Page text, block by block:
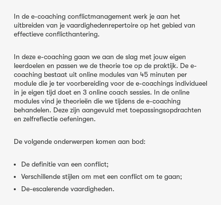
In de e-coaching conflictmanagement werk je aan het
uitbreiden van je vaardighedenrepertoire op het gebied van
effectieve conflicthantering.
In deze e-coaching gaan we aan de slag met jouw eigen
leerdoelen en passen we de theorie toe op de praktijk. De e-
coaching bestaat uit online modules van 45 minuten per
module die je ter voorbereiding voor de e-coachings individueel
in je eigen tijd doet en 3 online coach sessies. In de online
modules vind je theorieën die we tijdens de e-coaching
behandelen. Deze zijn aangevuld met toepassingsopdrachten
en zelfreflectie oefeningen.
De volgende onderwerpen komen aan bod:
De definitie van een conflict;
Verschillende stijlen om met een conflict om te gaan;
De-escalerende vaardigheden.